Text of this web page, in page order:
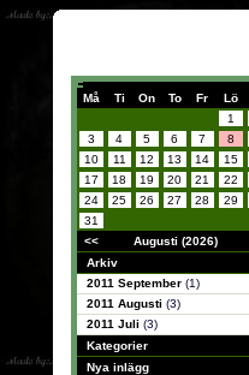
Må Ti On To Fr Lö
1
3
4 5 6 7 8
10
11 12 13 14 15
17
18 19 20 21 22
24
25 26 27 28 29
31
<<
Augusti (2026)
Arkiv
2011 September (1)
2011 Augusti (3)
2011 Juli (3)
Kategorier
Nya inlägg